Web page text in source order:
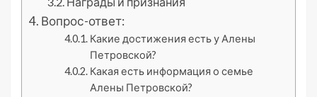
Вопрос-ответ:
Какие достижения есть у Алены
Петровской?
Какая есть информация о семье
Алены Петровской?